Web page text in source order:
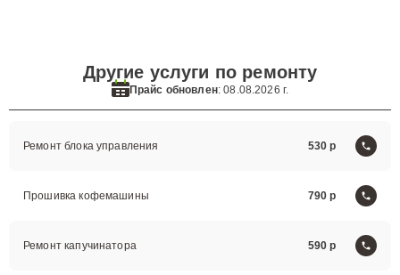
Другие услуги по ремонту
Прайс обновлен: 08.08.2026 г.
Ремонт блока управления 530
Прошивка кофемашины 790
Ремонт капучинатора 590